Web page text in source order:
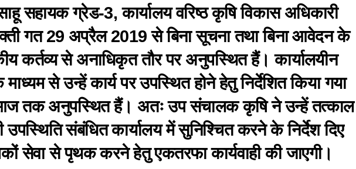
सहायक ग्रेड-3, कार्यालय वरिष्ठ कृषि विकास अधिकारी
गत 29 अप्रैल 2019 से बिना सूचना तथा बिना आवेदन के
कर्तव्य से अनाधिकृत तौर पर अनुपस्थित हैं। कार्यालयीन
से उन्हें कार्य पर उपस्थित होने हेतु निर्देशित किया गया
तक अनुपस्थित हैं। अतः उप संचालक कृषि ने उन्हें तत्काल
उपस्थिति संबंधित कार्यालय में सुनिश्चित करने के निर्देश दिए
सेवा से पृथक करने हेतु एकतरफा कार्यवाही की जाएगी।